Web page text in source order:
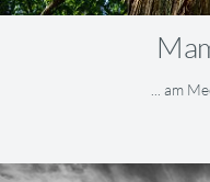
... am